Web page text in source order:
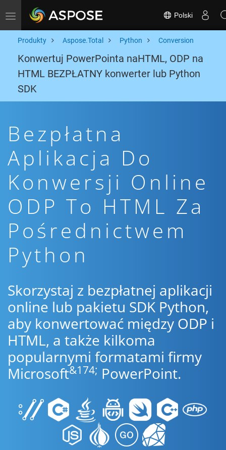
Toggle navigation Polski
Produkty Aspose.Total Python Conversion
Konwertuj PowerPointa naHTML, ODP na
HTML BEZPŁATNY konwerter lub Python
SDK
Bezpłatna
Aplikacja Do
Konwersji Online
ODP To HTML Za
Pośrednictwem
Python
Skorzystaj z bezpłatnej aplikacji
online lub pakietu SDK Python,
aby konwertować między ODP i
HTML, a także kilkoma
popularnymi formatami firmy
Microsoft&174; PowerPoint.